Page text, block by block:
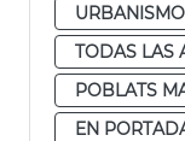
TODAS LAS
POBLATS
EN